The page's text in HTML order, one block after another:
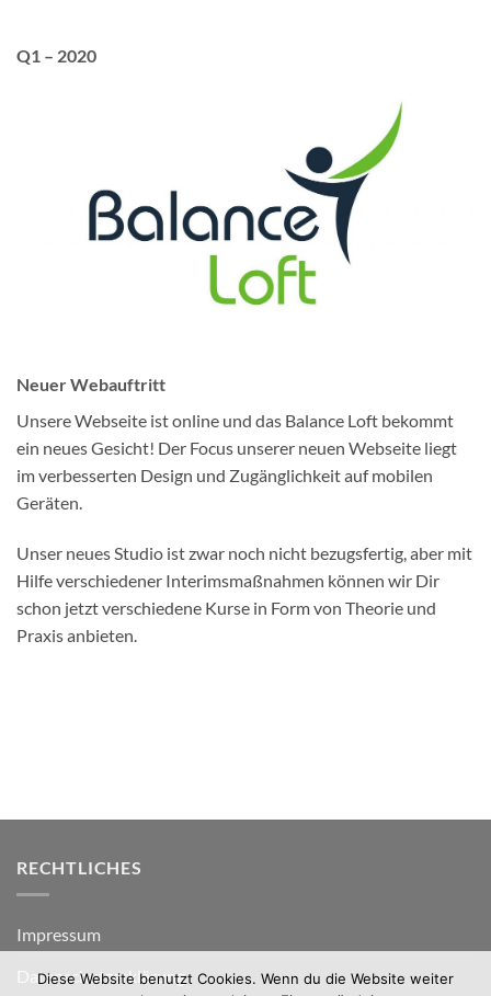
Q1 – 2020
Neuer Webauftritt
Unsere Webseite ist online und das Balance Loft bekommt
ein neues Gesicht! Der Focus unserer neuen Webseite liegt
im verbesserten Design und Zugänglichkeit auf mobilen
Geräten.
Unser neues Studio ist zwar noch nicht bezugsfertig, aber mit
Hilfe verschiedener Interimsmaßnahmen können wir Dir
schon jetzt verschiedene Kurse in Form von Theorie und
Praxis anbieten.
RECHTLICHES
Impressum
Datenschutzerklärung
Diese Website benutzt Cookies. Wenn du die Website weiter